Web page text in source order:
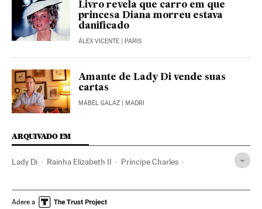
Livro revela que carro em que
princesa Diana morreu estava
danificado
ÁLEX VICENTE | PARIS
Amante de Lady Di vende suas
cartas
MÁBEL GALAZ | MADRI
ARQUIVADO EM
Lady Di Rainha Elizabeth II Príncipe Charles
Programas documentais
Adere a